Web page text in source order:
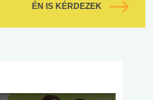
ÉN IS KÉRDEZEK